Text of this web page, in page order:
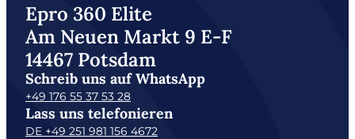
Epro 360 Elite
Am Neuen Markt 9 E-F
14467 Potsdam
Schreib uns auf WhatsApp
+49 176 55 37 53 28
Lass uns telefonieren
DE +49 251 981 156 4672